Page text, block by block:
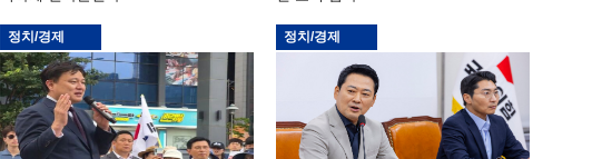
정치/경제 정치/경제